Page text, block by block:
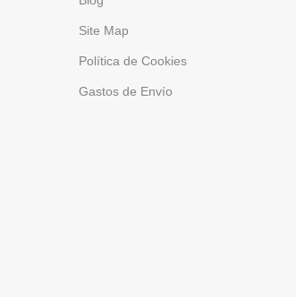
Site Map
Política de Cookies
Gastos de Envío